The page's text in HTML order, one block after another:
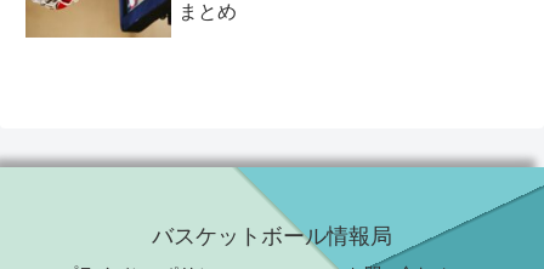
まとめ
バスケットボール情報局